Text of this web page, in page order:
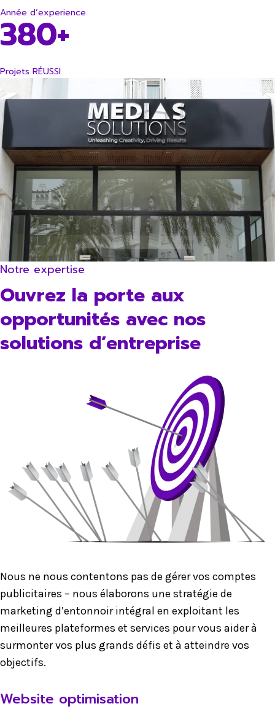
Année d’experience
380+
Projets RÉUSSI
Notre expertise
Ouvrez la porte aux
opportunités avec nos
solutions d’entreprise
Nous ne nous contentons pas de gérer vos comptes
publicitaires – nous élaborons une stratégie de
marketing d’entonnoir intégral en exploitant les
meilleures plateformes et services pour vous aider à
surmonter vos plus grands défis et à atteindre vos
objectifs.
Website optimisation